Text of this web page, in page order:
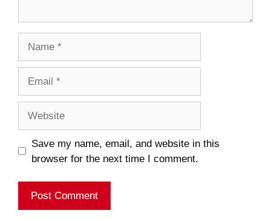
Save my name, email, and website in this
browser for the next time I comment.